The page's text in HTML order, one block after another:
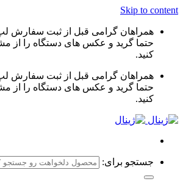
Skip to content
همراهان گرامی قبل از ثبت سفارش
حتما گرید و عکس های دستگاه را از
کنید.
همراهان گرامی قبل از ثبت سفارش
حتما گرید و عکس های دستگاه را از
کنید.
جستجو برای: